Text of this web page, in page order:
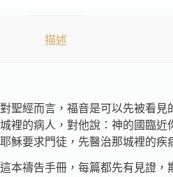
描述
對聖經而言，福音是可以先被看見
城裡的病人，對他說：神的國臨近
耶穌要求門徒，先醫治那城裡的疾
這本禱告手冊，每篇都先有見證，